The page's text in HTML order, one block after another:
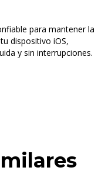
para mantener la
dispositivo iOS,
y sin interrupciones.